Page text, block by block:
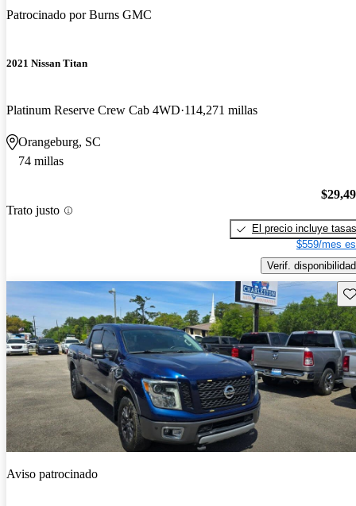
Patrocinado porBurns GMC
2021 Nissan Titan
Platinum Reserve Crew Cab 4WD 114,271 millas
Orangeburg, SC
74 millas
Trato justo
El precio incluye tasas
$559/mes
Verif. disponibilidad
Aviso patrocinado